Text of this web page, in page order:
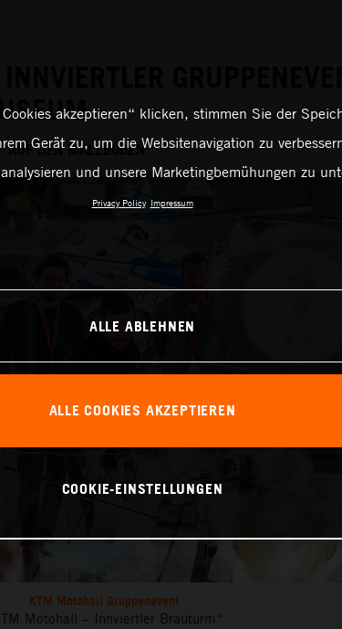
AUF DEN MALZBODEN
KTM Motohall Gruppenevent
Motohall – Innviertler Brauturm“
akzeptieren“ klicken, stimmen Sie der
Gerät zu, um die Websitenavigation zu
und unsere Marketingbemühungen zu
Privacy Policy Impressum
ALLE ABLEHNEN
ALLE COOKIES AKZEPTIEREN
COOKIE-EINSTELLUNGEN